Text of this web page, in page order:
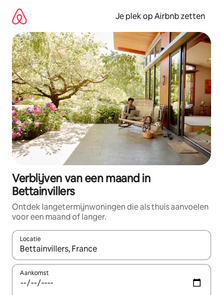
direct
naar
inhoud
Je plek op Airbnb zetten
Verblijven van een maand in
Bettainvillers
Ontdek langetermijnwoningen die als thuis aanvoelen
voor een maand of langer.
Locatie
Wanneer er resultaten beschikbaar zijn, maak je een keuze
Aankomst